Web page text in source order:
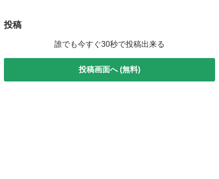
投稿
誰でも今すぐ30秒で投稿出来る
投稿画面へ (無料)